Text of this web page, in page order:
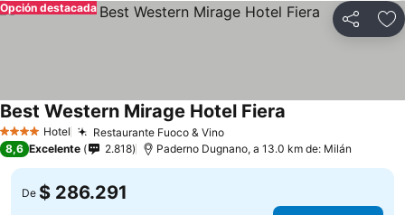
Compartir
Opción destacada
4 EstrellasHotel Restaurante Fuoco & Vino
Best Western Mirage Hotel Fiera
8,6 Excelente 2.818 Paderno Dugnano, a 13.0 km de: Milán
De $ 286.291